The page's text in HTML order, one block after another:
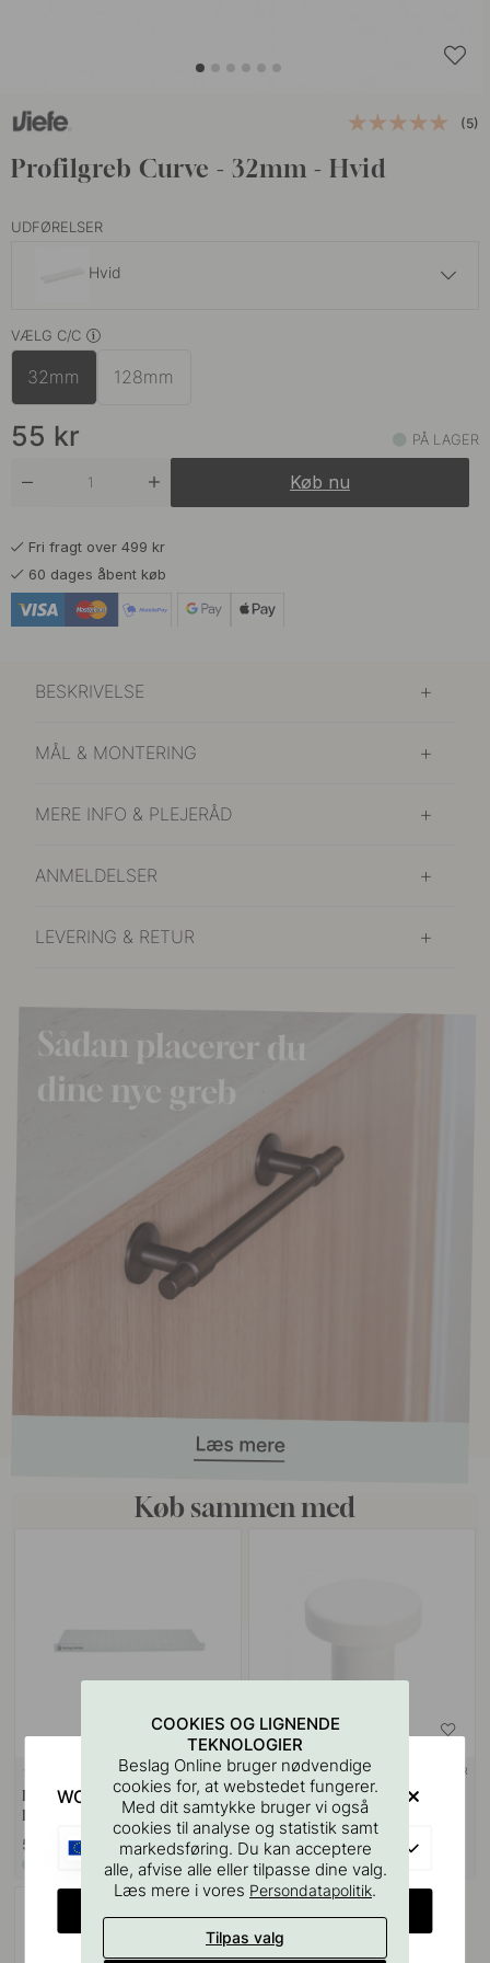
(5)
Profilgreb Curve - 32mm - Hvid
UDFØRELSER
Hvid
Mat Sort
Rustfrit Stål Finish
VÆLG C/C
32mm 128mm
55 kr PÅ LAGER
Køb nu
Fri fragt over 499 kr
60 dages åbent køb
BESKRIVELSE
MÅL & MONTERING
MERE INFO & PLEJERÅD
ANMELDELSER
LEVERING & RETUR
Køb sammen med
Boreskabelonen til Greb &
Knopper
55 kr
2 + FARVER
Knop 2078 - Hvid
55 kr
På lager
COOKIES OG LIGNENDE
TEKNOLOGIER
Beslag Online bruger nødvendige
cookies for, at webstedet fungerer.
Med dit samtykke bruger vi også
cookies til analyse og statistik samt
markedsføring. Du kan acceptere
alle, afvise alle eller tilpasse dine valg.
Læs mere i vores Persondatapolitik.
Tilpas valg
WOULD YOU RATHER VISIT?
EU